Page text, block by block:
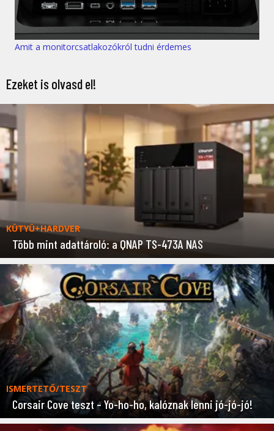
Amit a monitorcsatlakozókról tudni érdemes
Ezeket is olvasd el!
KÜTYÜ+HARDVER
Több mint adattároló: a QNAP TS-473A NAS
ISMERTETŐ/TESZT
Corsair Cove teszt – Yo-ho-ho, kalóznak lenni jó-jó-jó!